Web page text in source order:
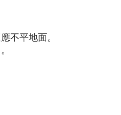
不平地面。